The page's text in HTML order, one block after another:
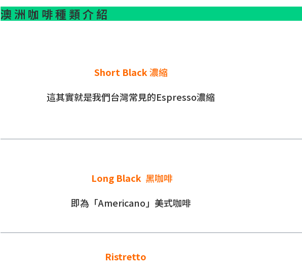
澳 洲 咖 啡 種 類 介 紹
Short Black濃縮
這其實就是我們台灣常見的Espresso濃縮
Long Black 黑咖啡
即為「Americano」美式咖啡
Ristretto